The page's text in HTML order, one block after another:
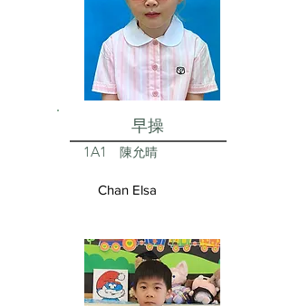
早操
1A1 陳允晴
Chan Elsa